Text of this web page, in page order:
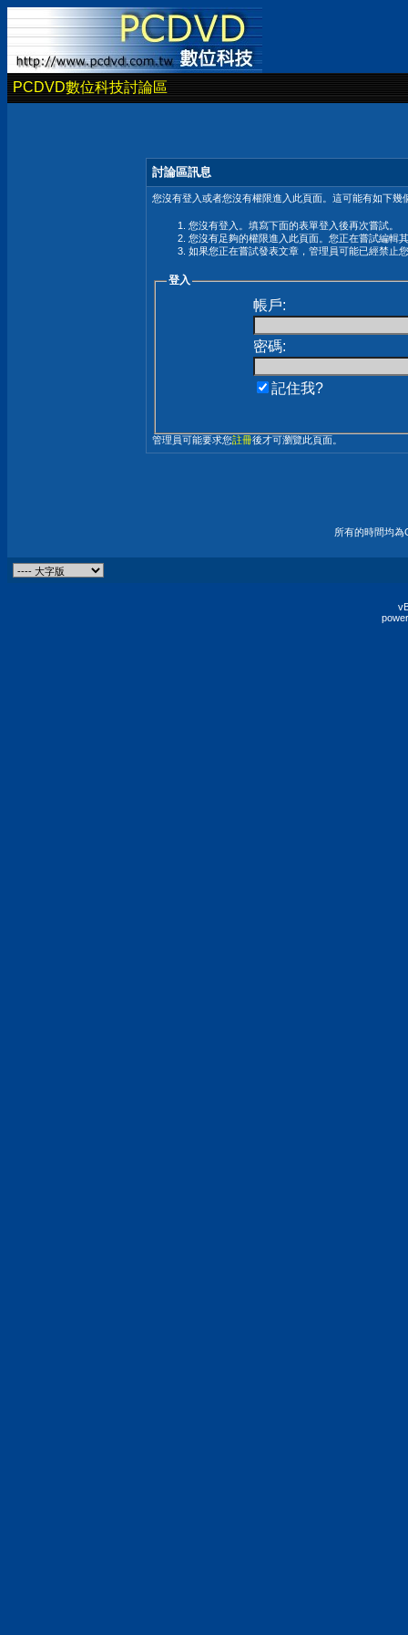
PCDVD數位科技討論區
討論區訊息
您沒有登入或者您沒有權限進入此頁面。這可能有如下幾
您沒有登入。填寫下面的表單登入後再次嘗試。
您沒有足夠的權限進入此頁面。您正在嘗試編輯
如果您正在嘗試發表文章，管理員可能已經禁止
登入
帳戶:
密碼:
記住我?
管理員可能要求您註冊後才可瀏覽此頁面。
所有的時間均為